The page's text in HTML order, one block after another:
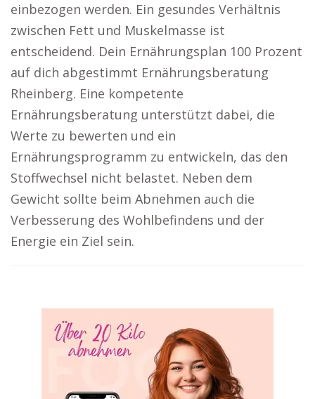
einbezogen werden. Ein gesundes Verhältnis
zwischen Fett und Muskelmasse ist
entscheidend. Dein Ernährungsplan 100 Prozent
auf dich abgestimmt Ernährungsberatung
Rheinberg. Eine kompetente
Ernährungsberatung unterstützt dabei, die
Werte zu bewerten und ein
Ernährungsprogramm zu entwickeln, das den
Stoffwechsel nicht belastet. Neben dem
Gewicht sollte beim Abnehmen auch die
Verbesserung des Wohlbefindens und der
Energie ein Ziel sein.